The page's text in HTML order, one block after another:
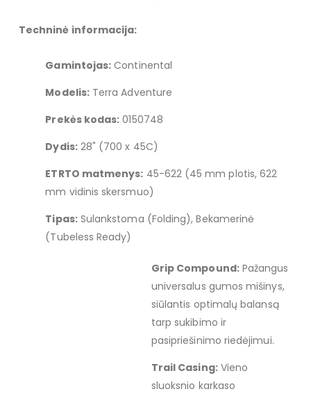
Techninė informacija:
Gamintojas: Continental
Modelis:Terra Adventure
Prekės kodas: 0150748
Dydis:28" (700 x 45C)
ETRTO matmenys: 45-622 (45 mm plotis, 622
mm vidinis skersmuo)
Tipas:Sulankstoma (Folding), Bekamerinė
(Tubeless Ready)
Grip Compound:Pažangus
universalus gumos mišinys,
siūlantis optimalų balansą
tarp sukibimo ir
pasipriešinimo riedėjimui.
Trail Casing:Vieno
sluoksnio karkaso